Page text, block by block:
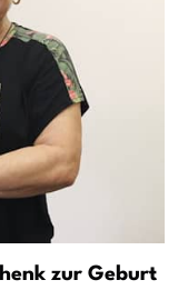
zur Geburt